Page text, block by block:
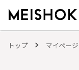
トップ マイページ